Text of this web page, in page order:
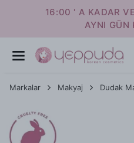
16:00 ' A KADAR
AYNI GÜN
Markalar Makyaj Dudak